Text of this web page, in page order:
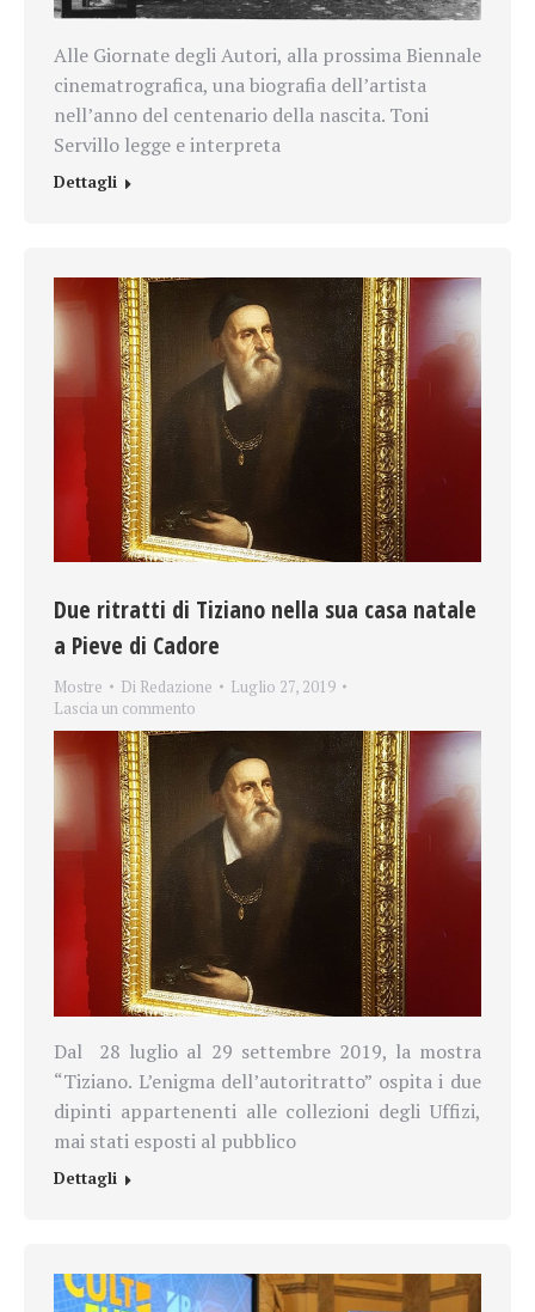
Alle Giornate degli Autori, alla prossima Biennale
cinematrografica, una biografia dell’artista
nell’anno del centenario della nascita. Toni
Servillo legge e interpreta
Dettagli
Due ritratti di Tiziano nella sua casa natale
a Pieve di Cadore
Mostre Di Redazione
Luglio 27, 2019
Lascia un commento
Dal 28 luglio al 29 settembre 2019, la mostra
“Tiziano. L’enigma dell’autoritratto” ospita i due
dipinti appartenenti alle collezioni degli Uffizi,
mai stati esposti al pubblico
Dettagli